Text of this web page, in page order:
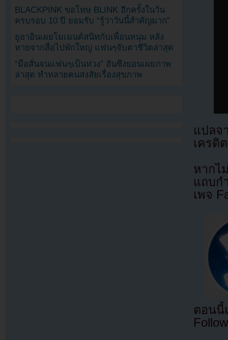
แปล
เครดิ
หากไ
แถบก
เพจ
ตอนนี้
BLACKPINK ขอโทษ BLINK อีกครั้งในวัน
ครบรอบ 10 ปี ยอมรับ “รู้ว่าวันนี้สำคัญมาก”
ยูอาอินเผยโมเมนต์สนิทกับเพื่อนหนุ่ม หลัง
หายจากสื่อไปพักใหญ่ แฟนๆจับตาชีวิตล่าสุด
“มือสั่นจนแฟนๆเป็นห่วง” ฮันซึงยอนเผยภาพ
ล่าสุด ทำหลายคนสงสัยเรื่องสุขภาพ